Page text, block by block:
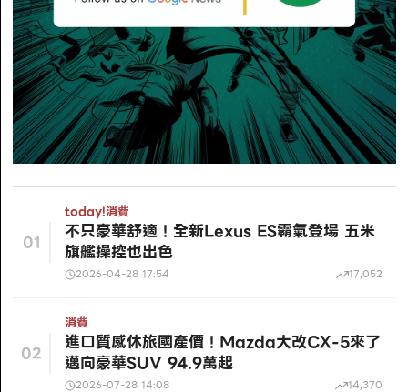
01
today!消費
不只豪華舒適！全新Lexus ES霸氣登場 五米
旗艦操控也出色
2026-04-28 17:54 17,052
02
消費
進口質感休旅國產價！Mazda大改CX-5來了
邁向豪華SUV 94.9萬起
2026-07-28 14:08 14,370